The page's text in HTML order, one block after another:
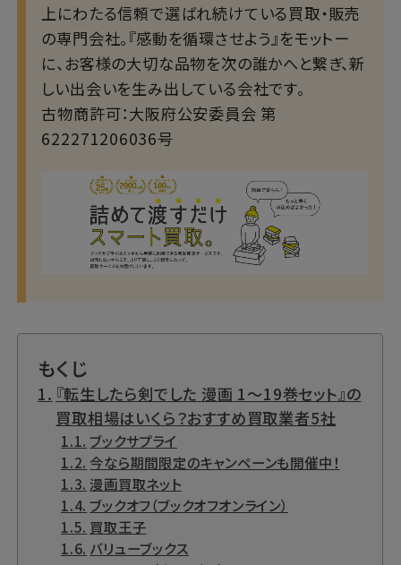
上にわたる信頼で選ばれ続けている買取・販売
の専門会社。『感動を循環させよう』をモットー
に、お客様の大切な品物を次の誰かへと繋ぎ、新
しい出会いを生み出している会社です。
古物商許可：大阪府公安委員会 第
622271206036号
もくじ
『転生したら剣でした 漫画 1～19巻セット』の
買取相場はいくら？おすすめ買取業者5社
ブックサプライ
今なら期間限定のキャンペーンも開催中！
漫画買取ネット
ブックオフ（ブックオフオンライン）
買取王子
バリューブックス